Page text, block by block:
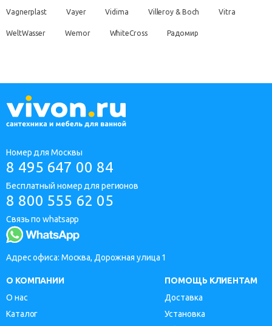
Vagnerplast Vayer Vidima Villeroy & Boch Vitra
WeltWasser Wemor WhiteCross Радомир
Номер для Москвы
8 495 647 00 84
Бесплатный номер для регионов
8 800 555 62 05
Связь по whatsapp
Адрес офиса: Москва, Дорожная улица 1
О КОМПАНИИ
О нас
Каталог
ПОМОЩЬ КЛИЕНТАМ
Доставка
Установка